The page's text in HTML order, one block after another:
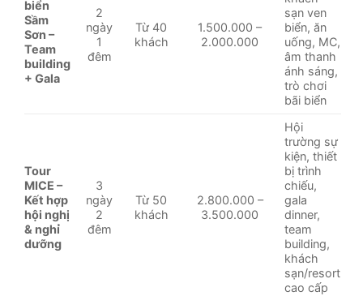
biển
Sầm
Sơn –
Team
building
+ Gala
2
ngày
1
đêm
Từ 40
khách
1.500.000 –
2.000.000
sạn ven
biển, ăn
uống, MC,
âm thanh
ánh sáng,
trò chơi
bãi biển
Tour
MICE –
Kết hợp
hội nghị
& nghỉ
dưỡng
3
ngày
2
đêm
Từ 50
khách
2.800.000 –
3.500.000
Hội
trường sự
kiện, thiết
bị trình
chiếu,
gala
dinner,
team
building,
khách
sạn/resort
cao cấp